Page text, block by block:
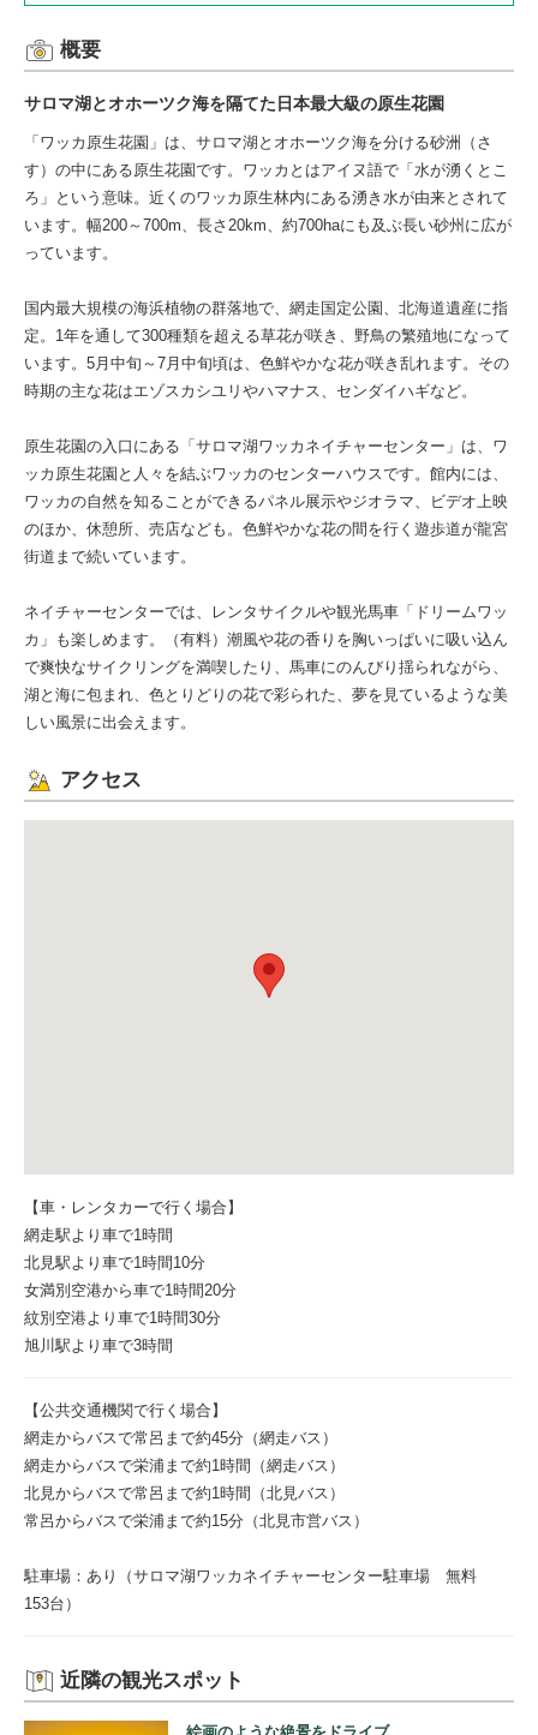
概要
サロマ湖とオホーツク海を隔てた日本最大級の原生花園
「ワッカ原生花園」は、サロマ湖とオホーツク海を分ける砂洲（さ
す）の中にある原生花園です。ワッカとはアイヌ語で「水が湧くとこ
ろ」という意味。近くのワッカ原生林内にある湧き水が由来とされて
います。幅200～700m、長さ20km、約700haにも及ぶ長い砂州に広が
っています。
国内最大規模の海浜植物の群落地で、網走国定公園、北海道遺産に指
定。1年を通して300種類を超える草花が咲き、野鳥の繁殖地になって
います。5月中旬～7月中旬頃は、色鮮やかな花が咲き乱れます。その
時期の主な花はエゾスカシユリやハマナス、センダイハギなど。
原生花園の入口にある「サロマ湖ワッカネイチャーセンター」は、ワ
ッカ原生花園と人々を結ぶワッカのセンターハウスです。館内には、
ワッカの自然を知ることができるパネル展示やジオラマ、ビデオ上映
のほか、休憩所、売店なども。色鮮やかな花の間を行く遊歩道が龍宮
街道まで続いています。
ネイチャーセンターでは、レンタサイクルや観光馬車「ドリームワッ
カ」も楽しめます。（有料）潮風や花の香りを胸いっぱいに吸い込ん
で爽快なサイクリングを満喫したり、馬車にのんびり揺られながら、
湖と海に包まれ、色とりどりの花で彩られた、夢を見ているような美
しい風景に出会えます。
アクセス
【車・レンタカーで行く場合】
網走駅より車で1時間
北見駅より車で1時間10分
女満別空港から車で1時間20分
紋別空港より車で1時間30分
旭川駅より車で3時間
【公共交通機関で行く場合】
網走からバスで常呂まで約45分（網走バス）
網走からバスで栄浦まで約1時間（網走バス）
北見からバスで常呂まで約1時間（北見バス）
常呂からバスで栄浦まで約15分（北見市営バス）
駐車場：あり（サロマ湖ワッカネイチャーセンター駐車場 無料
153台）
近隣の観光スポット